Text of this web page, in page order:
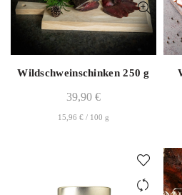
Wildschweinschinken 250 g
39,90 €
15,96 € / 100 g